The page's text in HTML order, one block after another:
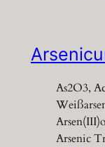
As2O3,
Arsenic